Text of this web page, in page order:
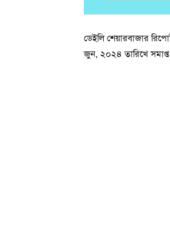
ডেইলি শেয়ারবাজার
জুন, ২০২৪ তারিখে